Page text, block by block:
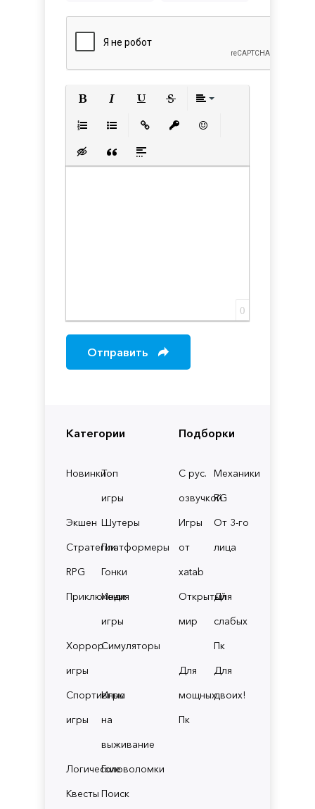
Категории
НовинкиТоп
игры
Экшен Шутеры
СтратегииПлатформеры
RPG
Гонки
Приключения
Инди
игры
Хоррор
игры
Симуляторы
Спортивные
игры
Игры
на
выживание
ЛогическиеГоловоломки
Квесты Поиск
Подборки
С рус.
озвучкой
Механики
RG
Игры
от
xatab
От 3-го
лица
Открытый
мир
Для
слабых
Пк
Для
мощных
Пк
Для
двоих!
Вставка скрытого текста
Вставка цитаты
Вставка спойлера
0
Отправить